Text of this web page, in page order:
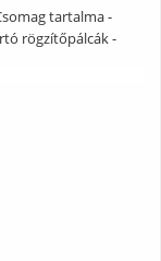
tartalma -
rögzítőpálcák -